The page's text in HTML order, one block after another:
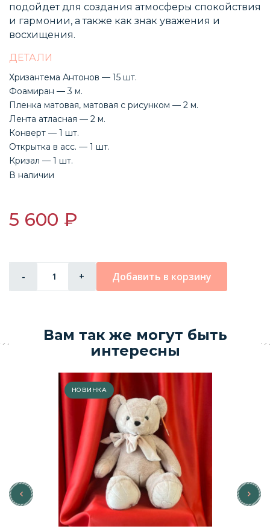
подойдет для создания атмосферы спокойствия
и гармонии, а также как знак уважения и
восхищения.
ДЕТАЛИ
Хризантема Антонов — 15 шт.
Фоамиран — 3 м.
Пленка матовая, матовая с рисунком — 2 м.
Лента атласная — 2 м.
Конверт — 1 шт.
Открытка в асс. — 1 шт.
Кризал — 1 шт.
В наличии
5 600 ₽
- + Добавить в корзину
Вам так же могут быть
интересны
НОВИНКА